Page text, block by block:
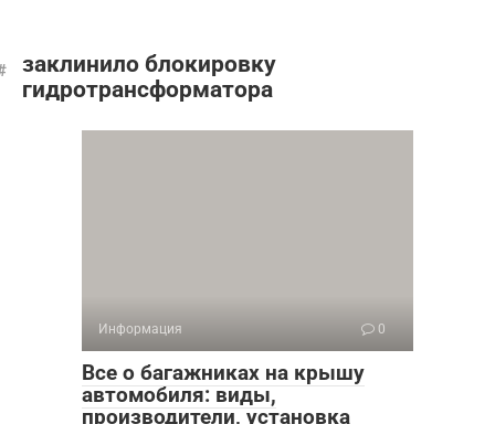
заклинило блокировку
гидротрансформатора
Информация 0
Все о багажниках на крышу
автомобиля: виды,
производители, установка